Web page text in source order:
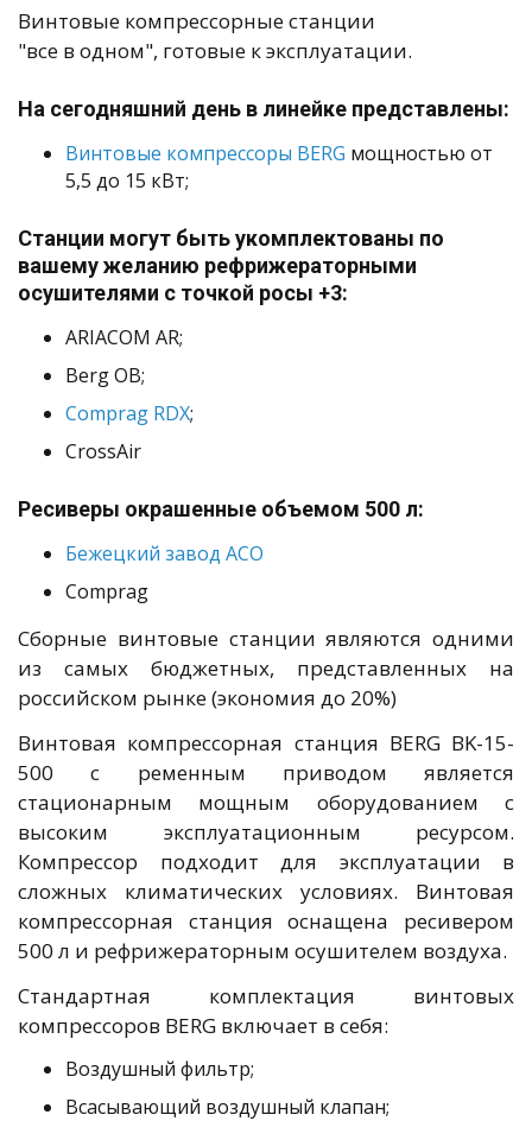
Винтовые компрессорные станции
"все в одном", готовые к эксплуатации.
На сегодняшний день в линейке представлены:
Винтовые компрессоры BERG мощностью от
5,5 до 15 кВт;
Станции могут быть укомплектованы по
вашему желанию рефрижераторными
осушителями с точкой росы +3:
ARIACOM AR;
Berg ОВ;
Comprag RDX;
CrossAir
Ресиверы окрашенные объемом 500 л:
Бежецкий завод АСО
Comprag
Сборные винтовые станции являются одними
из самых бюджетных, представленных на
российском рынке (экономия до 20%)
Винтовая компрессорная станция BERG BK-15-
500 с ременным приводом является
стационарным мощным оборудованием с
высоким эксплуатационным ресурсом.
Компрессор подходит для эксплуатации в
сложных климатических условиях. Винтовая
компрессорная станция оснащена ресивером
500 л и рефрижераторным осушителем воздуха.
Стандартная комплектация винтовых
компрессоров BERG включает в себя:
Воздушный фильтр;
Всасывающий воздушный клапан;